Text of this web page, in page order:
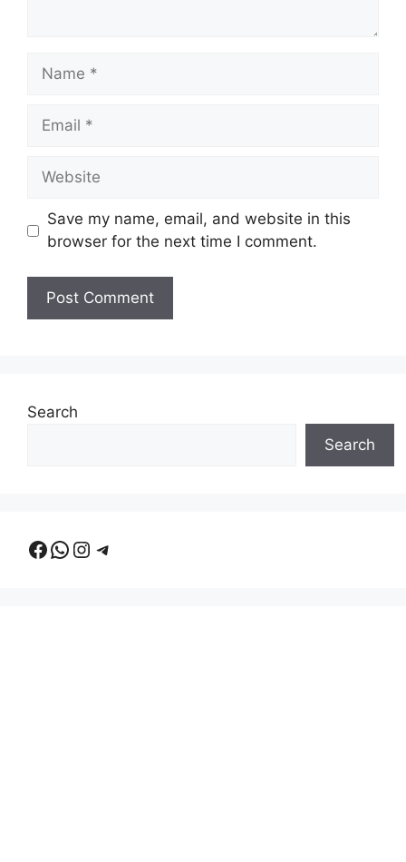
Name
Email
Website
Save my name, email, and website in this
browser for the next time I comment.
Search
Search
Facebook
WhatsApp
Instagram
Telegram